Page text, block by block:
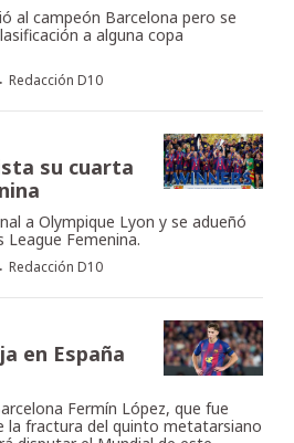
al campeón Barcelona pero se
a alguna copa
· Redacción D10
su cuarta
a Olympique Lyon y se adueñó
League Femenina.
· Redacción D10
en España
Fermín López, que fue
la fractura del quinto metatarsiano